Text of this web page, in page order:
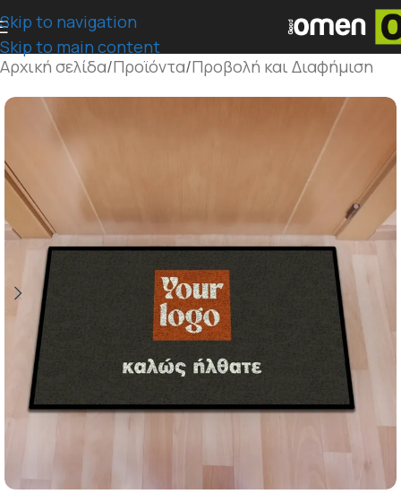
Skip to navigation
Skip to main content
Αρχική σελίδα/Προϊόντα/Προβολή και Διαφήμιση